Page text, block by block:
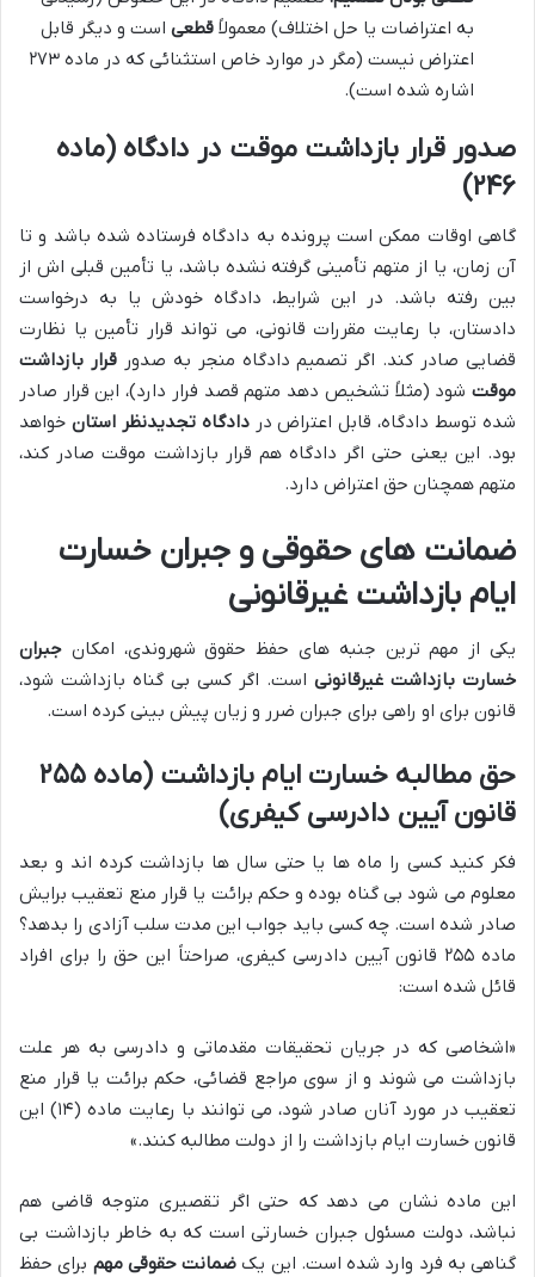
به اعتراضات یا حل اختلاف) معمولاً قطعی است و دیگر قابل
اعتراض نیست (مگر در موارد خاص استثنائی که در ماده ۲۷۳
اشاره شده است).
صدور قرار بازداشت موقت در دادگاه (ماده
۲۴۶)
گاهی اوقات ممکن است پرونده به دادگاه فرستاده شده باشد و تا
آن زمان، یا از متهم تأمینی گرفته نشده باشد، یا تأمین قبلی اش از
بین رفته باشد. در این شرایط، دادگاه خودش یا به درخواست
دادستان، با رعایت مقررات قانونی، می تواند قرار تأمین یا نظارت
قضایی صادر کند. اگر تصمیم دادگاه منجر به صدورقرار بازداشت
موقت شود (مثلاً تشخیص دهد متهم قصد فرار دارد)، این قرار صادر
شده توسط دادگاه، قابل اعتراض دردادگاه تجدیدنظر استان خواهد
بود. این یعنی حتی اگر دادگاه هم قرار بازداشت موقت صادر کند،
متهم همچنان حق اعتراض دارد.
ضمانت های حقوقی و جبران خسارت
ایام بازداشت غیرقانونی
یکی از مهم ترین جنبه های حفظ حقوق شهروندی، امکان جبران
خسارت بازداشت غیرقانونی است. اگر کسی بی گناه بازداشت شود،
قانون برای او راهی برای جبران ضرر و زیان پیش بینی کرده است.
حق مطالبه خسارت ایام بازداشت (ماده ۲۵۵
قانون آیین دادرسی کیفری)
فکر کنید کسی را ماه ها یا حتی سال ها بازداشت کرده اند و بعد
معلوم می شود بی گناه بوده و حکم برائت یا قرار منع تعقیب برایش
صادر شده است. چه کسی باید جواب این مدت سلب آزادی را بدهد؟
ماده ۲۵۵ قانون آیین دادرسی کیفری، صراحتاً این حق را برای افراد
قائل شده است:
«اشخاصی که در جریان تحقیقات مقدماتی و دادرسی به هر علت
بازداشت می شوند و از سوی مراجع قضائی، حکم برائت یا قرار منع
تعقیب در مورد آنان صادر شود، می توانند با رعایت ماده (۱۴) این
قانون خسارت ایام بازداشت را از دولت مطالبه کنند.»
این ماده نشان می دهد که حتی اگر تقصیری متوجه قاضی هم
نباشد، دولت مسئول جبران خسارتی است که به خاطر بازداشت بی
گناهی به فرد وارد شده است. این یک ضمانت حقوقی مهم برای حفظ